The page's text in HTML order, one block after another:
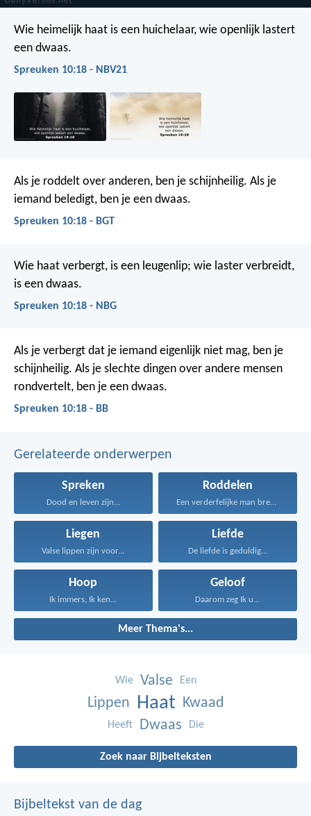
Wie heimelijk haat is een huichelaar, wie openlijk lastert
een dwaas.
Spreuken 10:18 - NBV21
Als je roddelt over anderen, ben je schijnheilig. Als je
iemand beledigt, ben je een dwaas.
Spreuken 10:18 - BGT
Wie haat verbergt, is een leugenlip; wie laster verbreidt,
is een dwaas.
Spreuken 10:18 - NBG
Als je verbergt dat je iemand eigenlijk niet mag, ben je
schijnheilig. Als je slechte dingen over andere mensen
rondvertelt, ben je een dwaas.
Spreuken 10:18 - BB
Gerelateerde onderwerpen
Spreken
Dood en leven zijn...
Roddelen
Een verderfelijke man brengt...
Liegen
Valse lippen zijn voor...
Liefde
De liefde is geduldig...
Hoop
Ik immers, Ik ken...
Geloof
Daarom zeg Ik u...
Meer Thema's...
Wie Valse Een
Lippen Haat Kwaad
Heeft Dwaas Die
Zoek naar Bijbelteksten
Bijbeltekst van de dag